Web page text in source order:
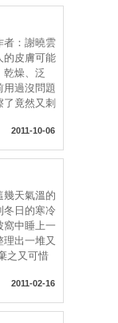
者：謝曉雲
的皮膚可能
乾燥、泛
用過沒問題
竟然又刺
2011-10-06
幾天氣溫的
冬日的寒冷
窩中睡上一
理出一堆又
之又可惜
2011-02-16